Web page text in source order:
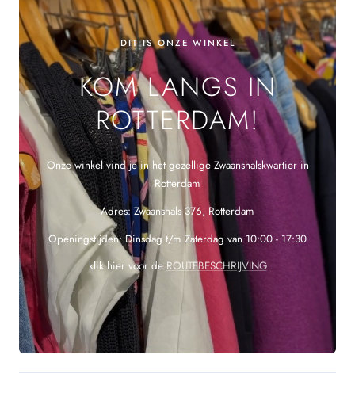
DIT IS ONZE WINKEL
KOM LANGS IN
ROTTERDAM!
Onze winkel vind je in het gezellige Zwaanshalskwartier in
Rotterdam
Adres: Zwaanshals 376, Rotterdam
Openingstijden: Dinsdag t/m Zaterdag van 10:00 - 17:30
klik hier voor de ROUTEBESCHRIJVING